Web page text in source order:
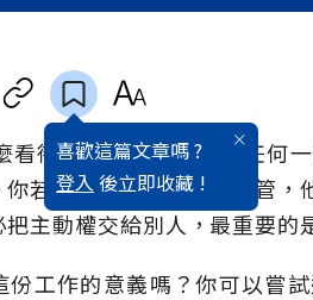
喜歡這篇文章嗎 ?
登入 後立即收藏 !
看待自己的工作？你問任何
若幸運地遇到一個好主管，
主動權交給別人，最重要的
份工作的意義嗎？你可以嘗